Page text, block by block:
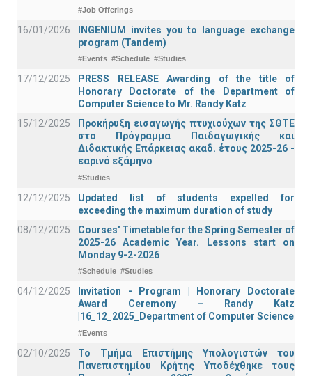
#Job Offerings
16/01/2026
INGENIUM invites you to language exchange
program (Tandem)
#Events #Schedule #Studies
17/12/2025
PRESS RELEASE Awarding of the title of
Honorary Doctorate of the Department of
Computer Science to Mr. Randy Katz
15/12/2025
Προκήρυξη εισαγωγής πτυχιούχων της ΣΘΤΕ
στο Πρόγραμμα Παιδαγωγικής και
Διδακτικής Επάρκειας ακαδ. έτους 2025-26 -
εαρινό εξάμηνο
#Studies
12/12/2025
Updated list of students expelled for
exceeding the maximum duration of study
08/12/2025
Courses' Timetable for the Spring Semester of
2025-26 Academic Year. Lessons start on
Monday 9-2-2026
#Schedule #Studies
04/12/2025
Invitation - Program | Honorary Doctorate
Award Ceremony – Randy Katz
|16_12_2025_Department of Computer Science
#Events
02/10/2025
Το Τμήμα Επιστήμης Υπολογιστών του
Πανεπιστημίου Κρήτης Υποδέχθηκε τους